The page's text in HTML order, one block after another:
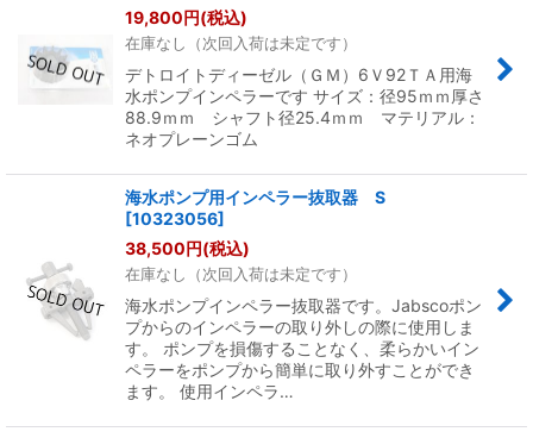
19,800円(税込)
在庫なし（次回入荷は未定です）
デトロイトディーゼル（ＧＭ）6Ｖ92ＴＡ用海
水ポンプインペラーです サイズ：径95ｍｍ厚さ
88.9ｍｍ シャフト径25.4ｍｍ マテリアル：
ネオプレーンゴム
海水ポンプ用インペラー抜取器 S
[10323056]
38,500円(税込)
在庫なし（次回入荷は未定です）
海水ポンプインペラー抜取器です。Jabscoポン
プからのインペラーの取り外しの際に使用しま
す。 ポンプを損傷することなく、柔らかいイン
ペラーをポンプから簡単に取り外すことができ
ます。 使用インペラ…